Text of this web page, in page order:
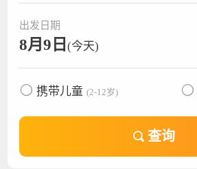
出发日期
8月9日 (今天)
携带儿童 (2-12岁)
查询